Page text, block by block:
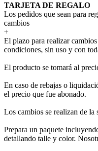
TARJETA DE REGALO
Los pedidos que sean para
cambios
+
El plazo para realizar
condiciones, sin uso y con
El producto se tomará al
En caso de rebajas o
el precio que fue abonado.
Los cambios se realizan de la
Prepara un paquete
detallando talle y color.